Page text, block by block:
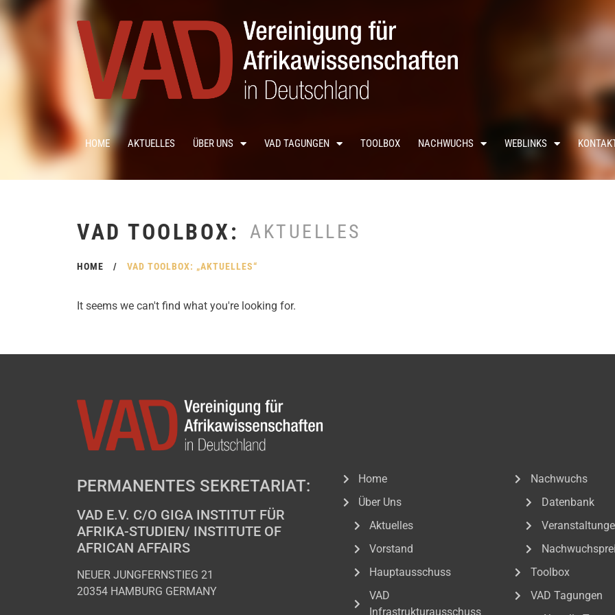
HOME AKTUELLES ÜBER UNS VAD TAGUNGEN TOOLBOX NACHWUCHS WEBLINKS
VAD TOOLBOX: AKTUELLES
HOME / VAD TOOLBOX: „AKTUELLES“
It seems we can't find what you're looking for.
PERMANENTES SEKRETARIAT:
VAD E.V. C/O GIGA INSTITUT FÜR
AFRIKA-STUDIEN/ INSTITUTE OF
AFRICAN AFFAIRS
NEUER JUNGFERNSTIEG 21
20354 HAMBURG GERMANY
Home
Über Uns
Aktuelles
Vorstand
Hauptausschuss
VAD
Infrastrukturausschuss
Nachwuchs
Datenbank
Toolbox
VAD Tagungen